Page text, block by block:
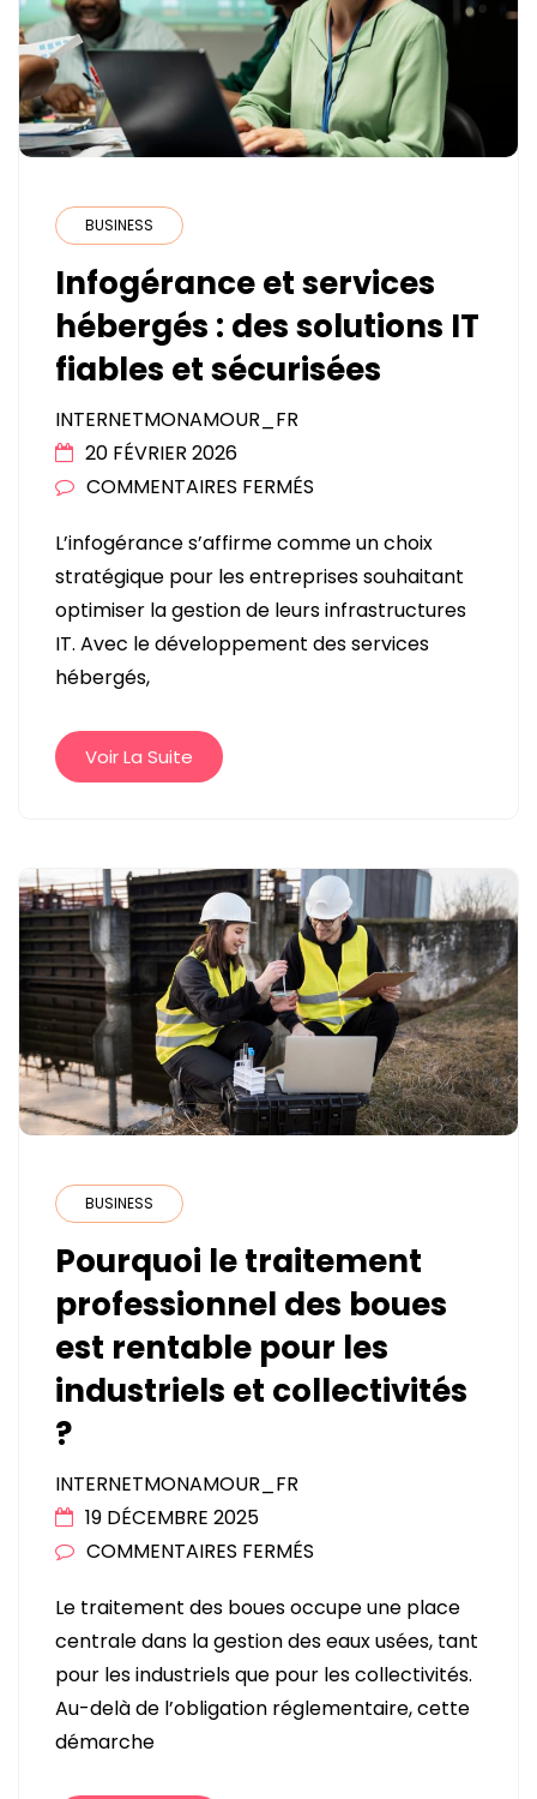
BUSINESS
Infogérance et services
hébergés : des solutions IT
fiables et sécurisées
INTERNETMONAMOUR_FR
20 FÉVRIER 2026
COMMENTAIRES FERMÉS
ET
SERVICES
HÉBERGÉS
:
L’infogérance s’affirme comme un choix
stratégique pour les entreprises souhaitant
optimiser la gestion de leurs infrastructures
IT. Avec le développement des services
hébergés,
Voir La Suite
BUSINESS
Pourquoi le traitement
professionnel des boues
est rentable pour les
industriels et collectivités
?
INTERNETMONAMOUR_FR
19 DÉCEMBRE 2025
COMMENTAIRES FERMÉS
LE
TRAITEMENT
PROFESSIONNEL
DES
Le traitement des boues occupe une place
centrale dans la gestion des eaux usées, tant
pour les industriels que pour les collectivités.
Au-delà de l’obligation réglementaire, cette
démarche